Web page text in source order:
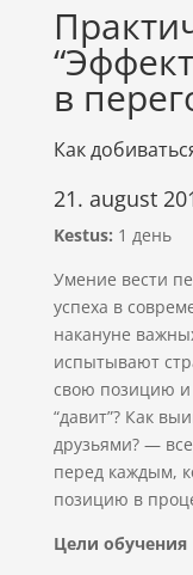
в
Как
21. august
Kestus: 1 день
Умение вести
успеха в
накануне
испытывают
свою позицию и
“давит”? Как
друзьями? —
перед каждым,
позицию в
Цели обучения